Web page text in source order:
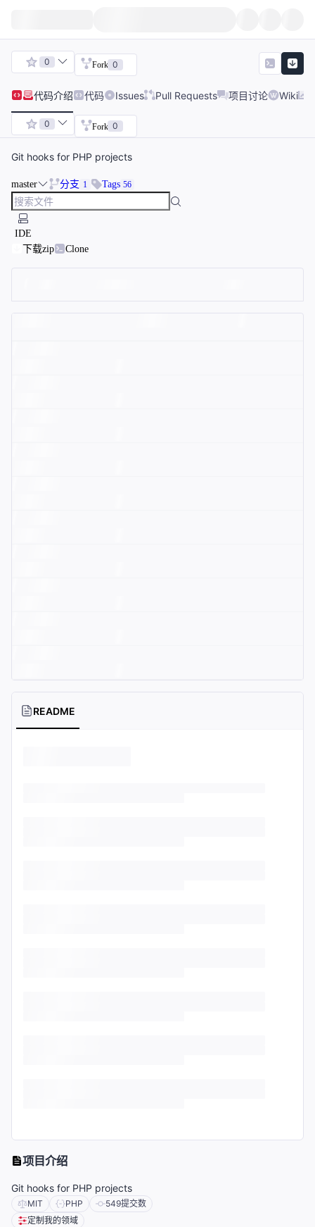
0 Fork 0
代码介绍 代码 Issues Pull Requests 项目讨论 Wiki
0 Fork 0
Git hooks for PHP projects
master 分支 1 Tags 56
IDE
下载zip
Clone
README
项目介绍
Git hooks for PHP projects
MIT PHP 549提交数
定制我的领域